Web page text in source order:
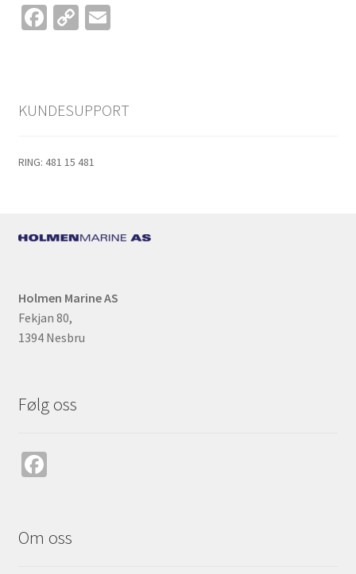
Fa
o
C
Li
k
E
KUNDESUPPORT
RING: 481 15 481
Holmen Marine AS
Fekjan 80,
1394 Nesbru
Følg oss
Fa
o
Om oss